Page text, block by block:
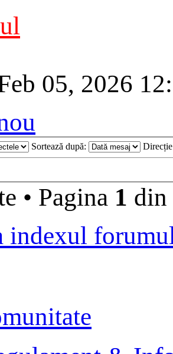
05, 2026
Sortează după:
• Pagina 1 din
indexul